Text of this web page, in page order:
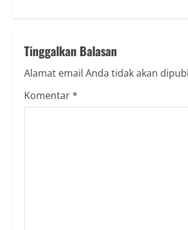
i
n
u
e
Tinggalkan Balasan
Alamat email Anda tidak akan
Komentar*